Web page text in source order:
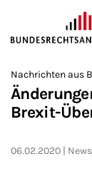
ZUM
Sie befinden
>
Startseite
>
Nachrichten aus
Brexit-
06.02.2020